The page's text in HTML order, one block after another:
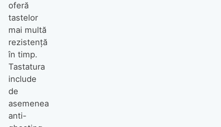
oferă
tastelor
mai multă
rezistenţă
în timp.
Tastatura
include
de
asemenea
anti-